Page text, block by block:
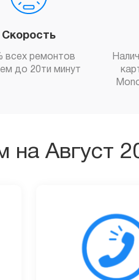
Скорость
всех ремонтов
до 20ти минут
на Август